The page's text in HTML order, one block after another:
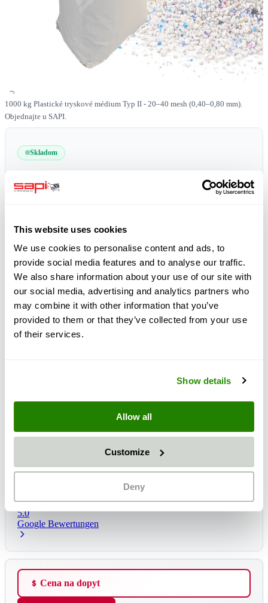
This website uses cookies
We use cookies to personalise content and ads, to
provide social media features and to analyse our traffic.
We also share information about your use of our site with
our social media, advertising and analytics partners who
may combine it with other information that you’ve
provided to them or that they’ve collected from your use
of their services.
Show details
Allow all
Customize
Deny
1000 kg Plastické tryskové médium Typ II - 20–40 mesh (0,40–0,80 mm).
Objednajte u SAPI.
Skladom
SKU 0519-PLAST-II-20-40-1000
Očakávané doručenie: st, 12 aug*
5.0
Google Bewertungen
Cena na dopyt